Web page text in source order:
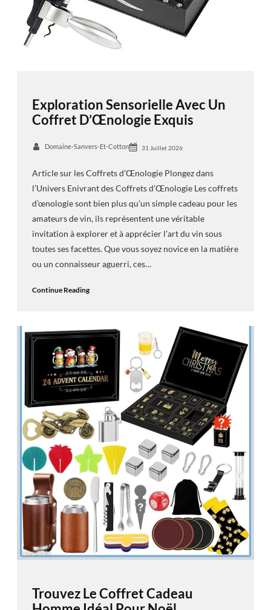
Exploration Sensorielle Avec Un
Coffret D’Œnologie Exquis
Domaine-Sanvers-Et-Cotton 31 Juillet 2026
Article sur les Coffrets d’Œnologie Plongez dans
l’Univers Enivrant des Coffrets d’Œnologie Les coffrets
d’œnologie sont bien plus qu’un simple cadeau pour les
amateurs de vin, ils représentent une véritable
invitation à explorer et à apprécier l’art du vin sous
toutes ses facettes. Que vous soyez novice en la matière
ou un connaisseur aguerri, ces…
Continue Reading
Trouvez Le Coffret Cadeau